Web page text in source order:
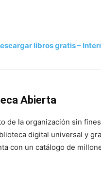
libros gratis –
Abierta
de la organización sin
digital universal y
con un catálogo de